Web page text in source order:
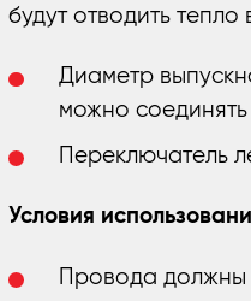
будут отводить
Диаметр
можно
Переключатель
Условия
Провода должны